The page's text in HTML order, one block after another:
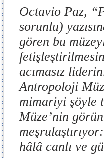
Octavio Paz,
sorunlu)
gören bu
acımasız
Antropoloji
mimariyi şöyle
Müze’nin
hâlâ canlı ve